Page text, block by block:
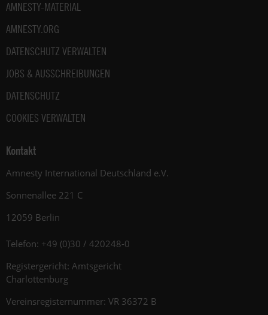
AMNESTY-MATERIAL
AMNESTY.ORG
DATENSCHUTZ VERWALTEN
JOBS & AUSSCHREIBUNGEN
DATENSCHUTZ
COOKIES VERWALTEN
Kontakt
Amnesty International Deutschland e.V.
Sonnenallee 221 C
12059 Berlin
Telefon: +49 (0)30 / 420248-0
Registergericht: Amtsgericht
Charlottenburg
Vereinsregisternummer: VR 36372 B